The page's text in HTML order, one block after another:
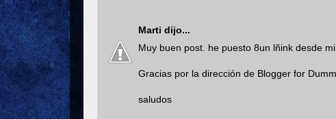
Marti dijo...
Muy buen post. he puesto 8un lñink desde mi
Gracias por la dirección de Blogger for
saludos